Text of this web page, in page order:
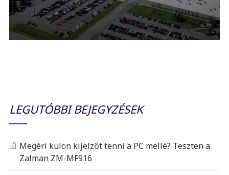
LEGUTÓBBI BEJEGYZÉSEK
Megéri külön kijelzőt tenni a PC mellé? Teszten a
Zalman ZM-MF916